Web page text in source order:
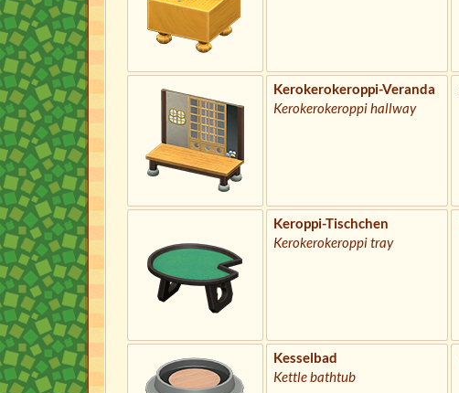
Kerokerokeroppi-Veranda
Kerokerokeroppi hallway
Keroppi-Tischchen
Kerokerokeroppi tray
Kesselbad
Kettle bathtub